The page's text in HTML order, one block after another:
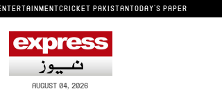
CRICKET PAKISTANTODAY'S PAPER
AUGUST 04, 2026